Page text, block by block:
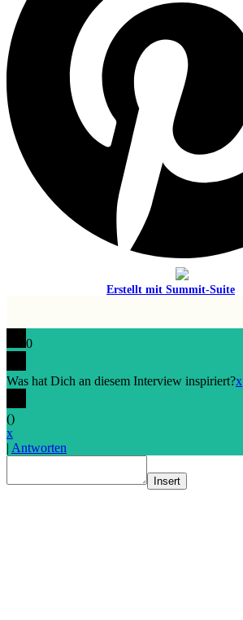
Erstellt mit Summit-Suite
0
Was hat Dich an diesem Interview inspiriert?x
()
x
| Antworten
Insert